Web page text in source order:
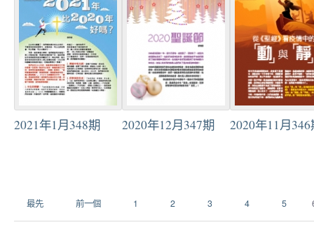
2021年1月348期 2020年12月347期 2020年11月346
最先 前一個 1 2 3 4 5